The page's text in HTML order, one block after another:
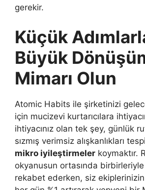
gerekir.
Küçük
Büyük
Mimarı Olun
Atomic Habits ile şirketinizi
için mucizevi kurtarıcılara
ihtiyacınız olan tek şey, günlük
sızmış verimsiz alışkanlıkları
mikro iyileştirmeler koymaktır.
okyanusun ortasında birbirleriyle
rekabet ederken, siz